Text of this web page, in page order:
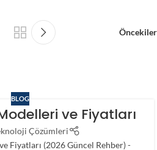
Öncekiler
BLOG
ve Fiyatları
Çözümleri
Fiyatları (2026 Güncel Rehber) -